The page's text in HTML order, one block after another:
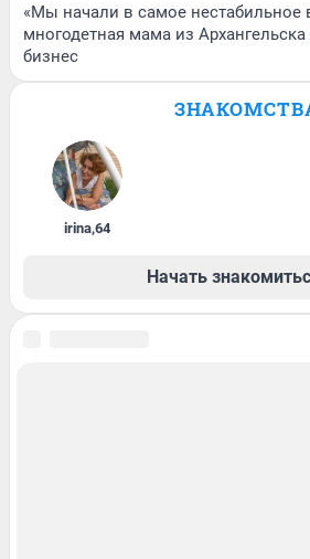
«Мы начали в самое нестабильное
многодетная мама из
бизнес
irina,64
Начать